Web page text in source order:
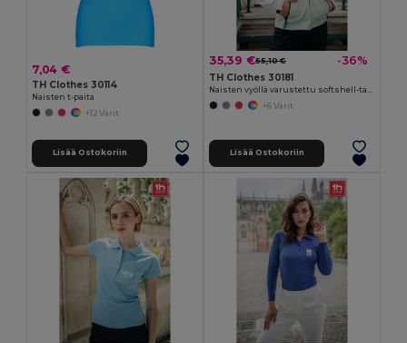
7,04 €
TH Clothes 30114
Naisten t-paita
+12 Värit
Lisää Ostokoriin
35,39 €55,10 € -36%
TH Clothes 30181
+6 Värit
Lisää Ostokoriin